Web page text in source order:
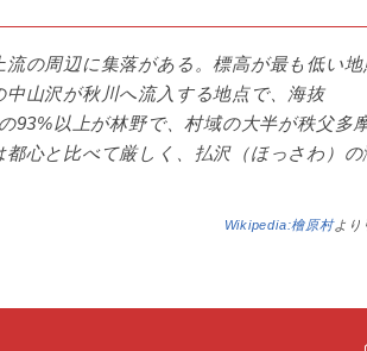
の周辺に集落がある。標高が最も低い地
山沢が秋川へ流入する地点で、海抜
93%以上が林野で、村域の大半が秩父多
心と比べて厳しく、払沢（ほっさわ）の
Wikipedia:檜原村より